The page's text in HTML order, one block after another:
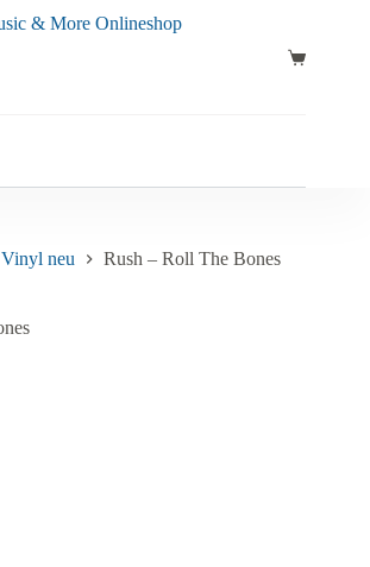
Warenkorb
Vinyl neu Rush – Roll The Bones